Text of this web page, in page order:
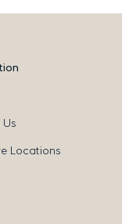
Locations